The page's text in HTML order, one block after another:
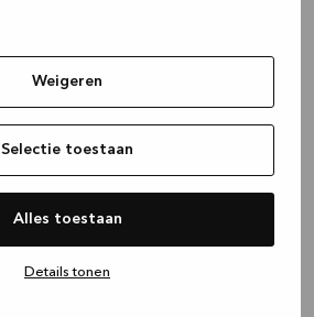
Weigeren
Selectie toestaan
Alles toestaan
Details tonen
(see the browser console for more
information).